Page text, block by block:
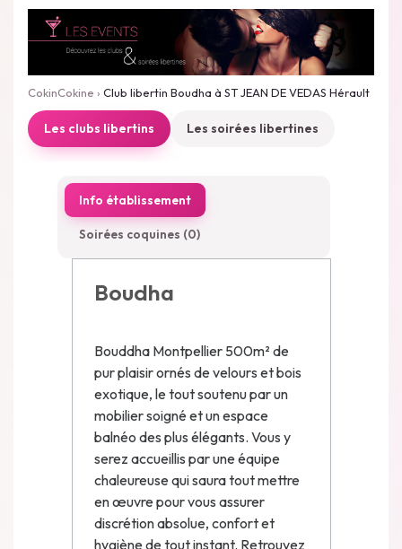
CokinCokine › Club libertin Boudha à ST JEAN DE VEDAS Hérault
Les clubs libertins Les soirées libertines
Info établissement
Soirées coquines (0)
Boudha
Bouddha Montpellier 500m² de
pur plaisir ornés de velours et bois
exotique, le tout soutenu par un
mobilier soigné et un espace
balnéo des plus élégants. Vous y
serez accueillis par une équipe
chaleureuse qui saura tout mettre
en œuvre pour vous assurer
discrétion absolue, confort et
hygiène de tout instant. Retrouvez